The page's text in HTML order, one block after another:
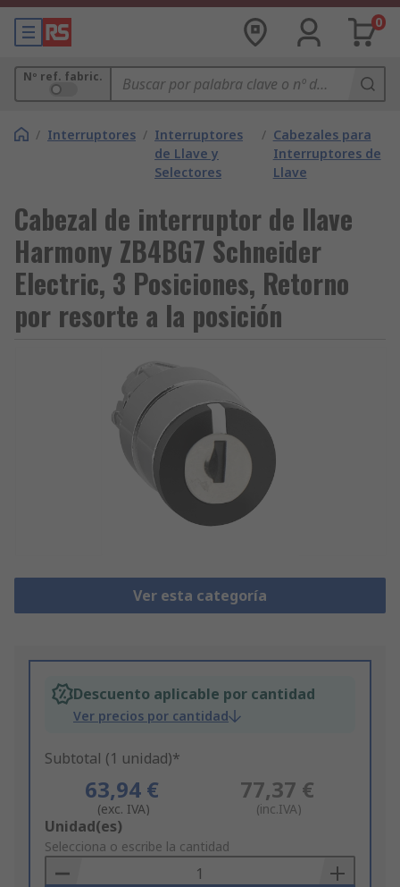
0
Nº ref. fabric.
/ Interruptores / Interruptores
de Llave y
Selectores
/ Cabezales para
Interruptores de
Llave
Cabezal de interruptor de llave
Harmony ZB4BG7 Schneider
Electric, 3 Posiciones, Retorno
por resorte a la posición
Ver esta categoría
Descuento aplicable por cantidad
Ver precios por cantidad
Subtotal (1 unidad)*
63,94 €
(exc. IVA)
77,37 €
(inc.IVA)
Add
to
Basket
Unidad(es)
Selecciona o escribe la cantidad